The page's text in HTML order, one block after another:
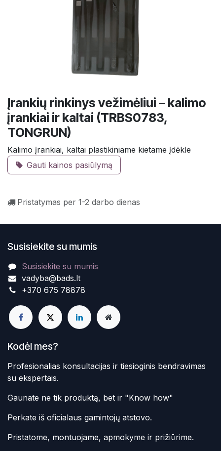
Įrankių rinkinys vežimėliui – kalimo
įrankiai ir kaltai (TRBS0783,
TONGRUN)
Kalimo įrankiai, kaltai plastikiniame kietame įdėkle
Gauti kainos pasiūlymą
Pristatymas per 1-2 darbo dienas
Susisiekite su mumis
Susisiekite su mumis
vadyba@bads.lt
+370 675 78878
Kodėl mes?
Profesionalias konsultacijas ir tiesioginis bendravimas
su ekspertais.
Gaunate ne tik produktą, bet ir "Know how"
Perkate iš oficialaus gamintojų atstovo.
Pristatome, montuojame, apmokyme ir prižiūrime.